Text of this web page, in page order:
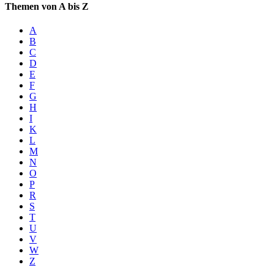
Themen von A bis Z
A
B
C
D
E
F
G
H
I
K
L
M
N
O
P
R
S
T
U
V
W
Z